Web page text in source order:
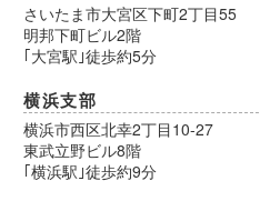
さいたま市大宮区下町2丁目55
明邦下町ビル2階
｢大宮駅｣徒歩約5分
横浜支部
横浜市西区北幸2丁目10-27
東武立野ビル8階
｢横浜駅｣徒歩約9分